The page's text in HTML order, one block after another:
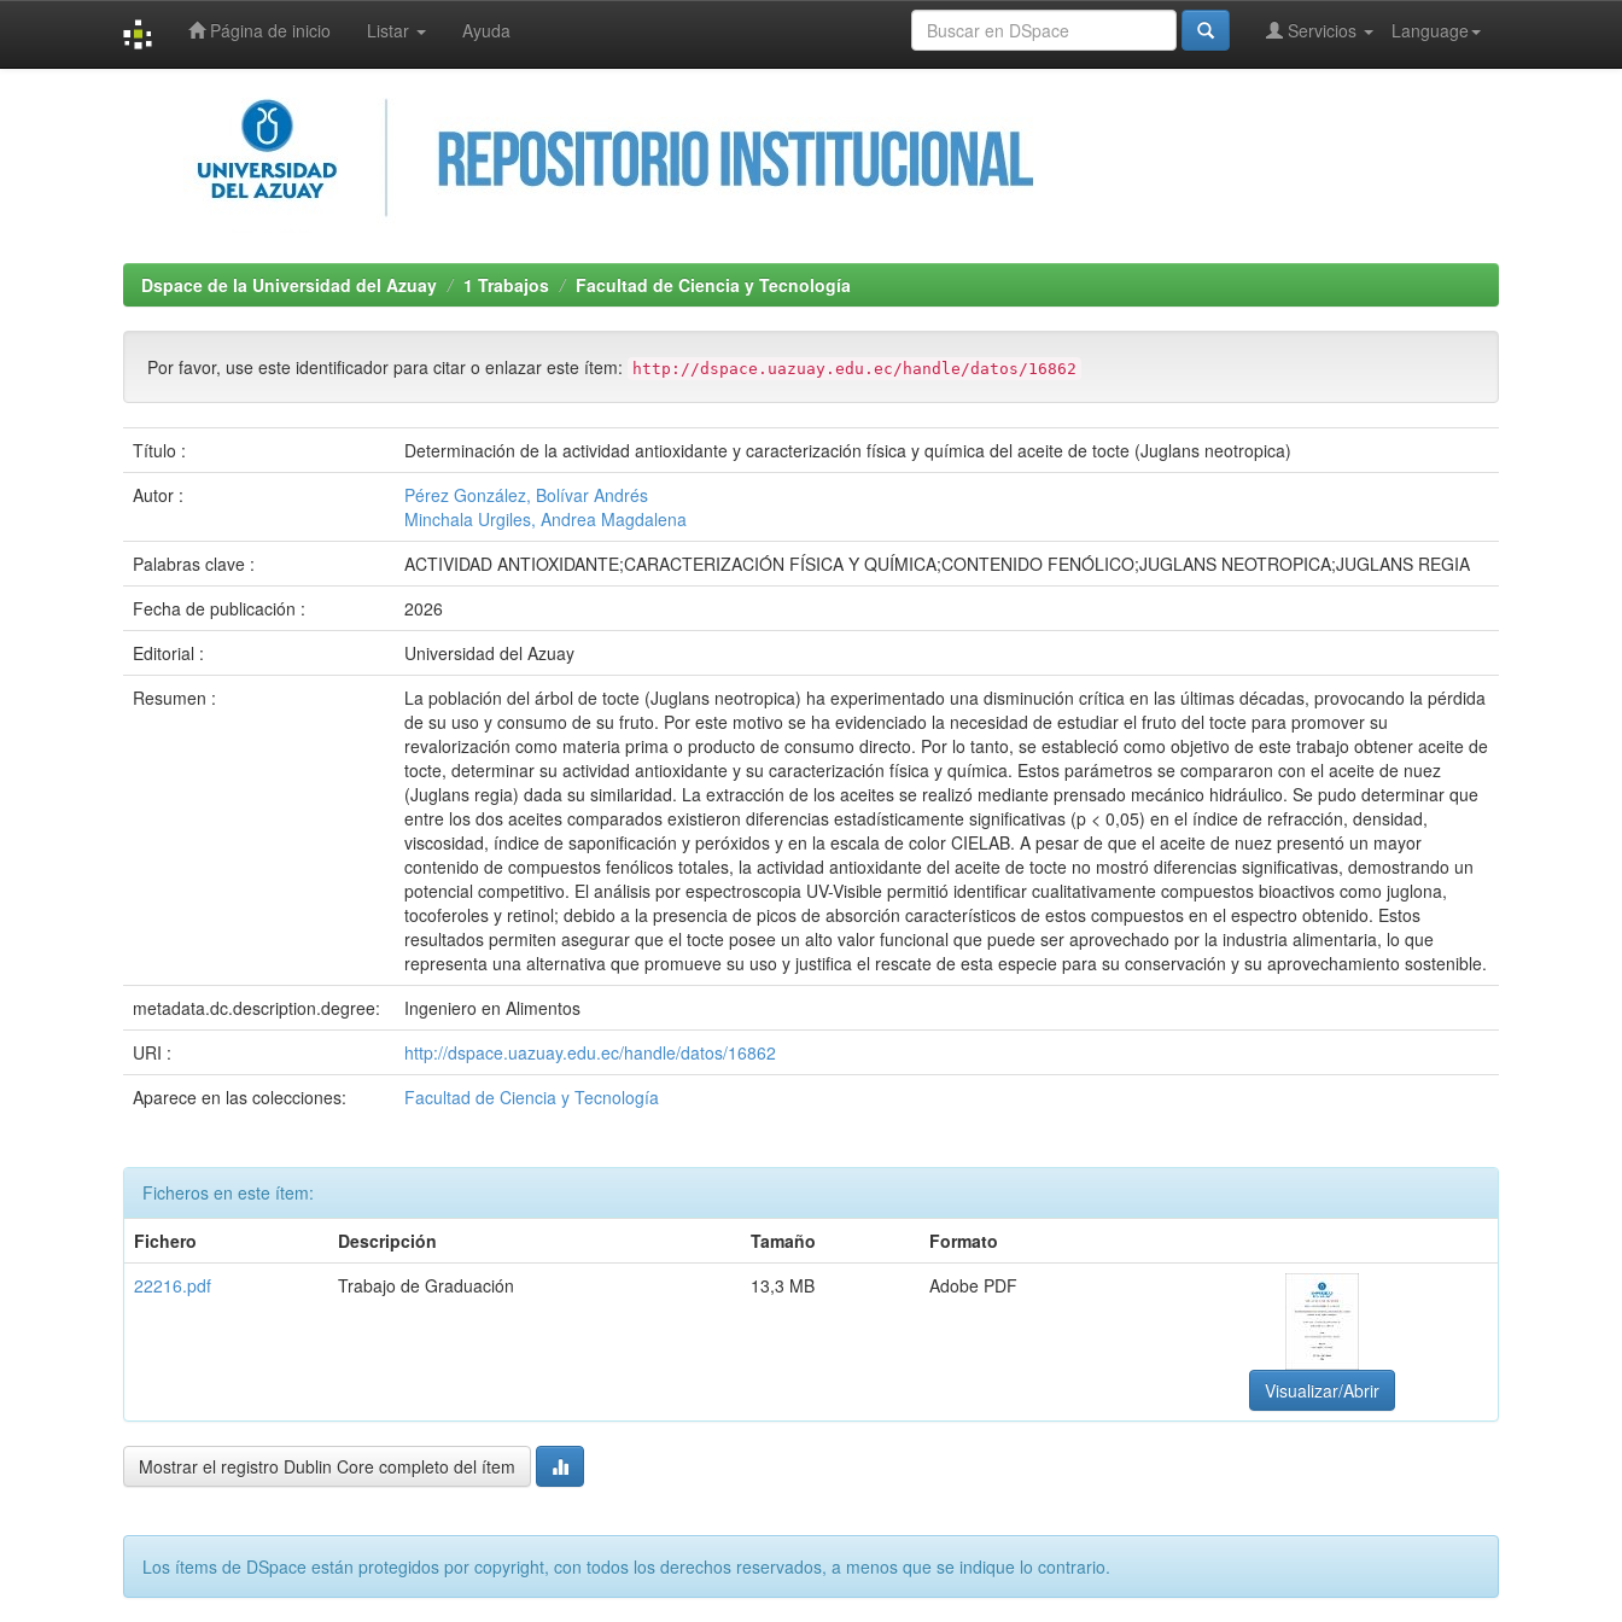
Página de inicio Listar Ayuda Language
Servicios
Dspace de la Universidad del Azuay 1 Trabajos Facultad de Ciencia y Tecnología
Por favor, use este identificador para citar o enlazar este ítem: http://dspace.uazuay.edu.ec/handle/datos/16862
Título :
Determinación de la actividad antioxidante y caracterización física y química del aceite de tocte (Juglans neotropica)
Autor :
Pérez González, Bolívar Andrés
Minchala Urgiles, Andrea Magdalena
Palabras clave :
ACTIVIDAD ANTIOXIDANTE;CARACTERIZACIÓN FÍSICA Y QUÍMICA;CONTENIDO FENÓLICO;JUGLANS NEOTROPICA;JUGLANS REGIA
Fecha de publicación :
2026
Editorial :
Universidad del Azuay
Resumen :
La población del árbol de tocte (Juglans neotropica) ha experimentado una disminución crítica en las últimas décadas, provocando la pérdida
de su uso y consumo de su fruto. Por este motivo se ha evidenciado la necesidad de estudiar el fruto del tocte para promover su
revalorización como materia prima o producto de consumo directo. Por lo tanto, se estableció como objetivo de este trabajo obtener aceite de
tocte, determinar su actividad antioxidante y su caracterización física y química. Estos parámetros se compararon con el aceite de nuez
(Juglans regia) dada su similaridad. La extracción de los aceites se realizó mediante prensado mecánico hidráulico. Se pudo determinar que
entre los dos aceites comparados existieron diferencias estadísticamente significativas (p < 0,05) en el índice de refracción, densidad,
viscosidad, índice de saponificación y peróxidos y en la escala de color CIELAB. A pesar de que el aceite de nuez presentó un mayor
contenido de compuestos fenólicos totales, la actividad antioxidante del aceite de tocte no mostró diferencias significativas, demostrando un
potencial competitivo. El análisis por espectroscopia UV-Visible permitió identificar cualitativamente compuestos bioactivos como juglona,
tocoferoles y retinol; debido a la presencia de picos de absorción característicos de estos compuestos en el espectro obtenido. Estos
resultados permiten asegurar que el tocte posee un alto valor funcional que puede ser aprovechado por la industria alimentaria, lo que
representa una alternativa que promueve su uso y justifica el rescate de esta especie para su conservación y su aprovechamiento sostenible.
metadata.dc.description.degree:
Ingeniero en Alimentos
URI :
http://dspace.uazuay.edu.ec/handle/datos/16862
Aparece en las colecciones:
Facultad de Ciencia y Tecnología
Ficheros en este ítem:
Fichero
Descripción Tamaño
Formato
22216.pdf
Trabajo de Graduación 13,3 MB Adobe PDF
Visualizar/Abrir
Mostrar el registro Dublin Core completo del ítem
Los ítems de DSpace están protegidos por copyright, con todos los derechos reservados, a menos que se indique lo contrario.